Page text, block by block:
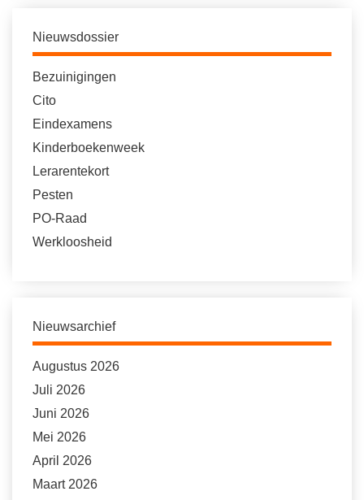
Nieuwsdossier
Bezuinigingen
Cito
Eindexamens
Kinderboekenweek
Lerarentekort
Pesten
PO-Raad
Werkloosheid
Nieuwsarchief
Augustus 2026
Juli 2026
Juni 2026
Mei 2026
April 2026
Maart 2026